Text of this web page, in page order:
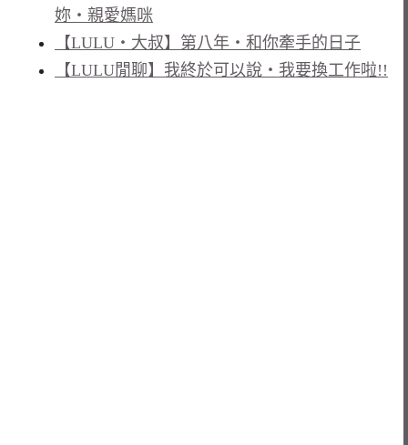
妳‧親愛媽咪
【LULU‧大叔】第八年‧和你牽手的日子
【LULU閒聊】我終於可以說‧我要換工作啦!!